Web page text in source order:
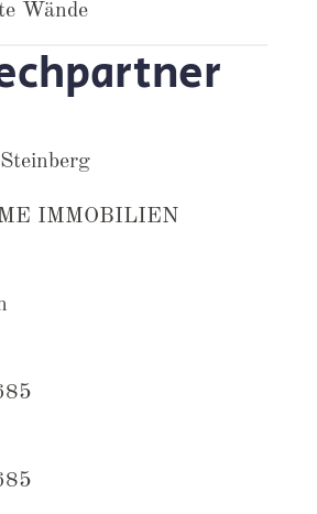
Wände
IMMOBILIEN